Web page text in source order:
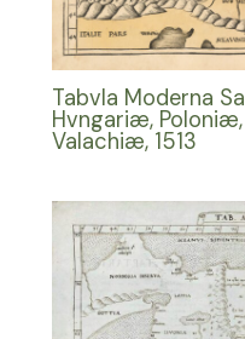
Tabvla Moderna
Hvngariæ,
Valachiæ, 1513